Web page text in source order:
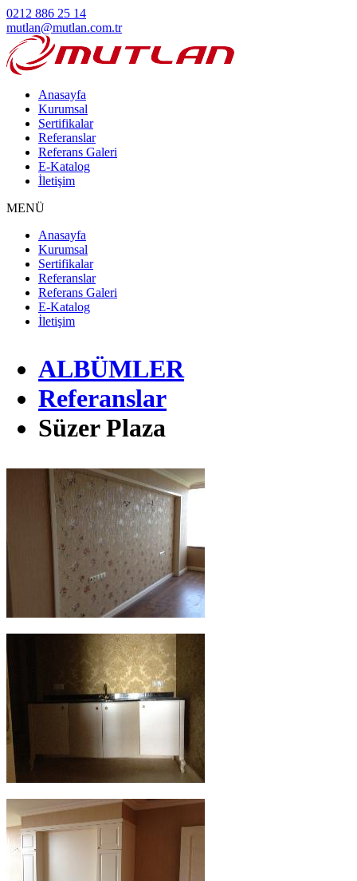
0212 886 25 14
mutlan@mutlan.com.tr
Anasayfa
Kurumsal
Sertifikalar
Referanslar
Referans Galeri
E-Katalog
İletişim
MENÜ
Anasayfa
Kurumsal
Sertifikalar
Referanslar
Referans Galeri
E-Katalog
İletişim
ALBÜMLER
Referanslar
Süzer Plaza